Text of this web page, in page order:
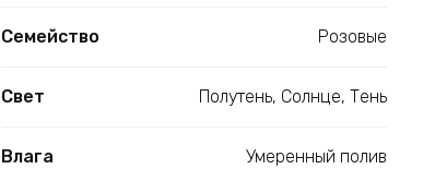
Семейство Розовые
Свет Полутень, Солнце, Тень
Влага Умеренный полив